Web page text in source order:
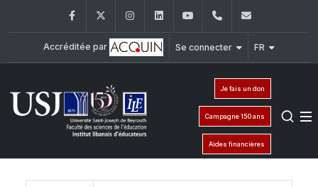
FacebookTwitter InstagramLinkedInYouTube+961 (1) 421 548
Accréditée par Se connecter FR
Je fais un don
Campagne 150 ans
Aides financières